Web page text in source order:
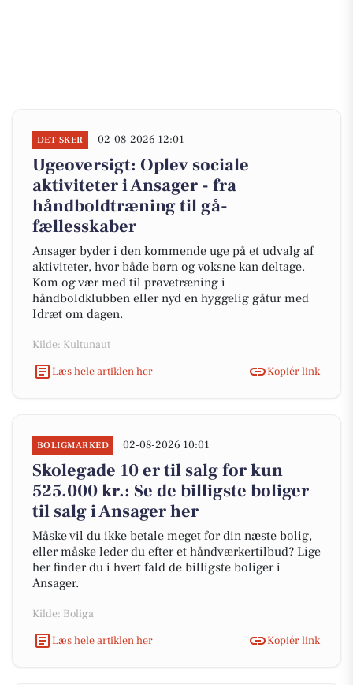
DET SKER 02-08-2026 12:01
Ugeoversigt: Oplev sociale
aktiviteter i Ansager - fra
håndboldtræning til gå-
fællesskaber
Ansager byder i den kommende uge på et udvalg af
aktiviteter, hvor både børn og voksne kan deltage.
Kom og vær med til prøvetræning i
håndboldklubben eller nyd en hyggelig gåtur med
Idræt om dagen.
Kilde: Kultunaut
Læs hele artiklen her
Kopiér link
BOLIGMARKED 02-08-2026 10:01
Skolegade 10 er til salg for kun
525.000 kr.: Se de billigste boliger
til salg i Ansager her
Måske vil du ikke betale meget for din næste bolig,
eller måske leder du efter et håndværkertilbud? Lige
her finder du i hvert fald de billigste boliger i
Ansager.
Kilde: Boliga
Læs hele artiklen her
Kopiér link